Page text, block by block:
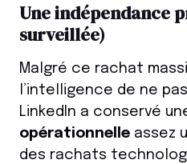
Une indépendance
surveillée)
Malgré ce rachat
l’intelligence de ne
LinkedIn a conservé
opérationnelle assez
des rachats